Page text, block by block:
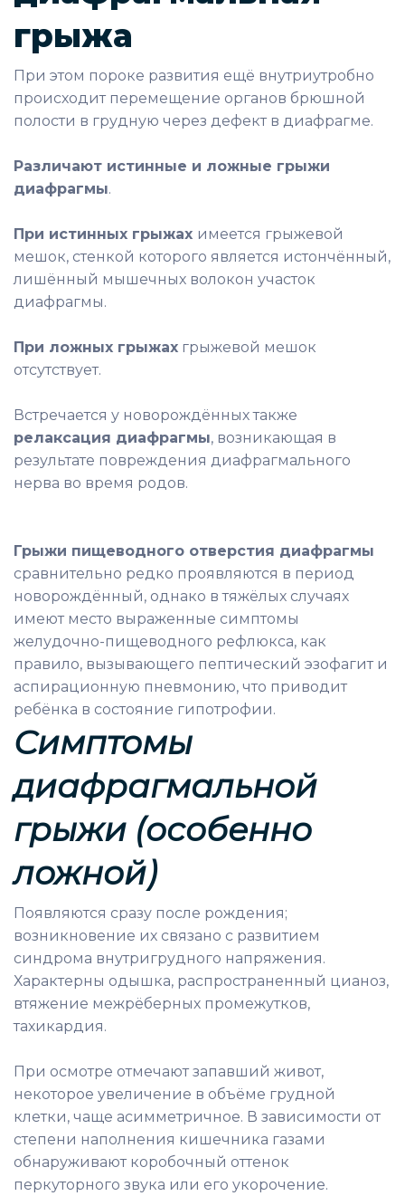
грыжа
При этом пороке развития ещё внутриутробно
происходит перемещение органов брюшной
полости в грудную через дефект в диафрагме.
Различают истинные и ложные грыжи
диафрагмы.
При истинных грыжах имеется грыжевой
мешок, стенкой которого является истончённый,
лишённый мышечных волокон участок
диафрагмы.
При ложных грыжах грыжевой мешок
отсутствует.
Встречается у новорождённых также
релаксация диафрагмы, возникающая в
результате повреждения диафрагмального
нерва во время родов.
Грыжи пищеводного отверстия диафрагмы
сравнительно редко проявляются в период
новорождённый, однако в тяжёлых случаях
имеют место выраженные симптомы
желудочно-пищеводного рефлюкса, как
правило, вызывающего пептический эзофагит и
аспирационную пневмонию, что приводит
ребёнка в состояние гипотрофии.
Симптомы
диафрагмальной
грыжи (особенно
ложной)
Появляются сразу после рождения;
возникновение их связано с развитием
синдрома внутригрудного напряжения.
Характерны одышка, распространенный цианоз,
втяжение межрёберных промежутков,
тахикардия.
При осмотре отмечают запавший живот,
некоторое увеличение в объёме грудной
клетки, чаще асимметричное. В зависимости от
степени наполнения кишечника газами
обнаруживают коробочный оттенок
перкуторного звука или его укорочение.